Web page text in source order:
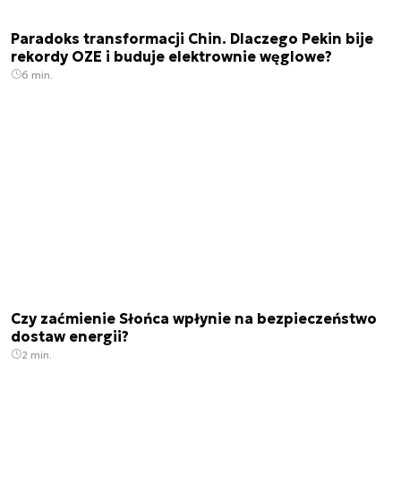
Paradoks transformacji Chin. Dlaczego Pekin bije
rekordy OZE i buduje elektrownie węglowe?
6 min.
Czy zaćmienie Słońca wpłynie na bezpieczeństwo
dostaw energii?
2 min.